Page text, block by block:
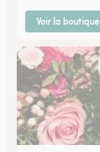
Voir la boutique